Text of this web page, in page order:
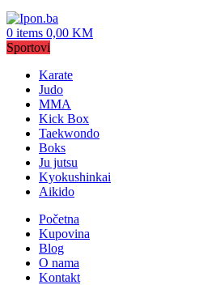
0 items 0,00 KM
Sportovi
Karate
Judo
MMA
Kick Box
Taekwondo
Boks
Ju jutsu
Kyokushinkai
Aikido
Početna
Kupovina
Blog
O nama
Kontakt